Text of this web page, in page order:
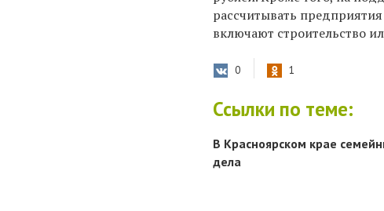
рассчитывать
включают строительство
0 1
Ссылки по теме:
В Красноярском крае
дела